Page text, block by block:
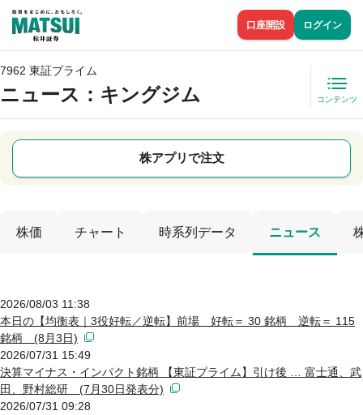
口座開設 ログイン
7962 東証プライム
ニュース ：キングジム コンテンツ
株アプリで注文
株価 チャート 時系列データ ニュース
2026/08/03 11:38
本日の【均衡表｜3役好転／逆転】前場 好転＝ 30 銘柄 逆転＝ 115
銘柄 (8月3日)
2026/07/31 15:49
決算マイナス・インパクト銘柄 【東証プライム】引け後 … 富士通、武
田、野村総研 (7月30日発表分)
2026/07/31 09:28